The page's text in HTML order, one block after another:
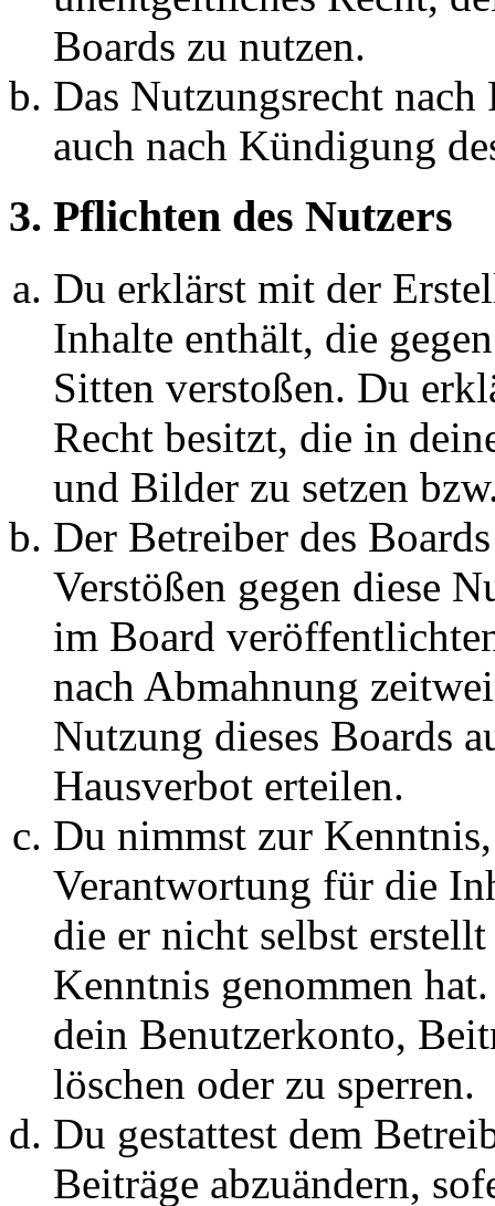
Boards zu nutzen.
Das Nutzungsrecht
auch nach Kündigung
3. Pflichten des Nutzers
Du erklärst mit der
Inhalte enthält, die
Sitten verstoßen. Du
Recht besitzt, die in
und Bilder zu setzen
Der Betreiber des
Verstößen gegen diese
im Board
nach Abmahnung
Nutzung dieses Boards
Hausverbot erteilen.
Du nimmst zur
Verantwortung für die
die er nicht selbst
Kenntnis genommen
dein Benutzerkonto,
löschen oder zu sperren.
Du gestattest dem
Beiträge abzuändern,